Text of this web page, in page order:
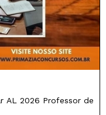
AL 2026 Professor de